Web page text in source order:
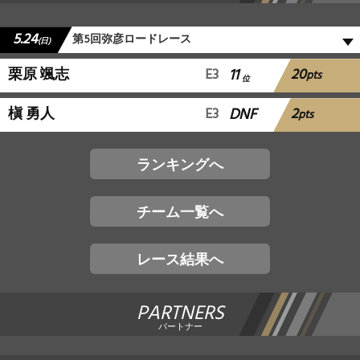
5.24(日) 第5回弥彦ロードレース
栗原 颯志 E3 11 位 20pts
槇 勇人 E3 DNF 2pts
ランキングへ
チーム一覧へ
レース結果へ
PARTNERS
パートナー